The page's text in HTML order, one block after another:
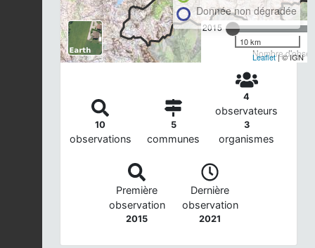
2015
Nombre
Donnée non dégradée
10 km
Leaflet| © IGN
10
observations
5
communes
4
observateurs
3
organismes
Première
observation
2015
Dernière
observation
2021